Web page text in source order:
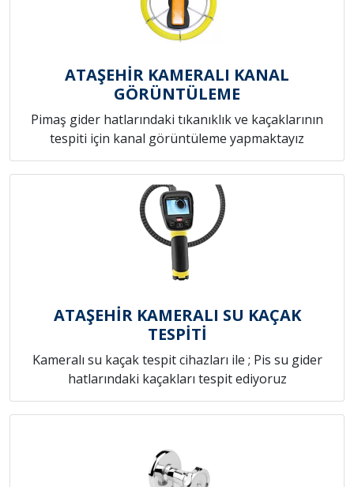
ATAŞEHİR KAMERALI KANAL
GÖRÜNTÜLEME
Pimaş gider hatlarındaki tıkanıklık ve kaçaklarının
tespiti için kanal görüntüleme yapmaktayız
ATAŞEHİR KAMERALI SU KAÇAK
TESPİTİ
Kameralı su kaçak tespit cihazları ile ; Pis su gider
hatlarındaki kaçakları tespit ediyoruz